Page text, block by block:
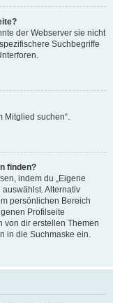
der Webserver sie nicht
Suchbegriffe
Mitglied suchen“.
finden?
indem du „Eigene
Alternativ
persönlichen Bereich
Profilseite
von dir erstellen Themen
in die Suchmaske ein.